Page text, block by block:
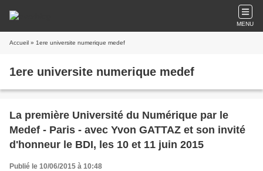
MENU
Accueil » 1ere universite numerique medef
1ere universite numerique medef
La première Université du Numérique par le
Medef - Paris - avec Yvon GATTAZ et son invité
d'honneur le BDI, les 10 et 11 juin 2015
Publié le 10/06/2015 à 10:48